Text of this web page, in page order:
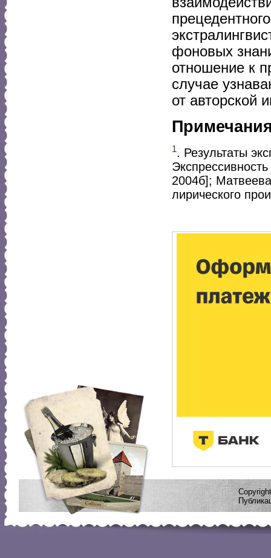
фоновых
отношение к
случае
от авторской
1. Результаты
2004б];
лирического